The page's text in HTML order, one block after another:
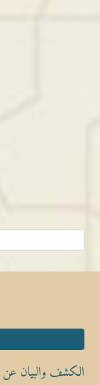
الكشف والبيان